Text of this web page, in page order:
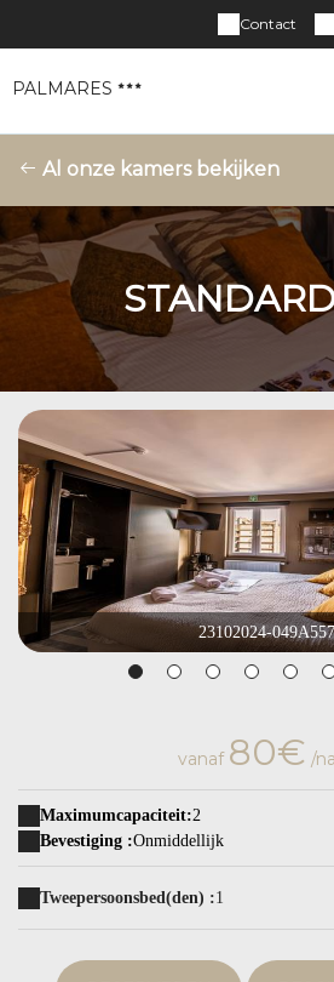
Contact
PALMARES
Al onze kamers bekijken
23102024-
vanaf 80€ /
Maximumcapaciteit:2
Bevestiging :Onmiddellijk
Tweepersoonsbed(den) :1